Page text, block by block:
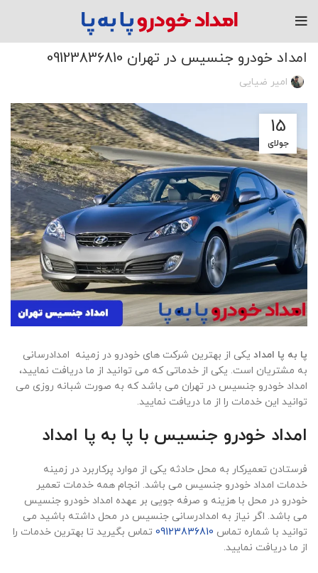
مقاله
امداد خودرو جنسیس در تهران 09123836810
امیر ضیایی
15
جولای
پا به پا امداد یکی از بهترین شرکت های خودرو در زمینه امدادرسانی
به مشتریان است. یکی از خدماتی که می توانید از ما دریافت نمایید،
امداد خودرو جنسیس در تهران می باشد که به صورت شبانه روزی می
توانید این خدمات را از ما دریافت نمایید.
امداد خودرو جنسیس با پا به پا امداد
فرستادن تعمیرکار به محل حادثه یکی از موارد پرکاربرد در زمینه
خدمات امداد خودرو جنسیس می باشد. انجام همه خدمات تعمیر
خودرو در محل با هزینه و صرفه جویی بر عهده امداد خودرو جنسیس
می باشد. اگر نیاز به امدادرسانی جنسیس در محل داشته باشید می
توانید با شماره تماس 09123836810 تماس بگیرید تا بهترین خدمات را
از ما دریافت نمایید.